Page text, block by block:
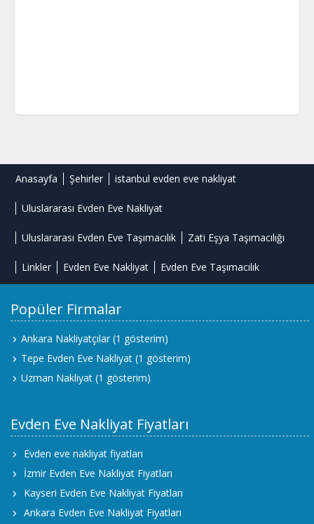
Anasayfa Şehirler istanbul evden eve nakliyat
Uluslararası Evden Eve Nakliyat
Uluslararası Evden Eve Taşımacılık Zati Eşya Taşımacılığı
Linkler Evden Eve Nakliyat Evden Eve Taşımacılık
Popüler Firmalar
Ankara Nakliyatçılar (1 gösterim)
Tepe Evden Eve Nakliyat (1 gösterim)
Uzman Nakliyat (1 gösterim)
Evden Eve Nakliyat Fiyatları
Evden eve nakliyat fiyatları
İzmir Evden Eve Nakliyat Fiyatları
Kayseri Evden Eve Nakliyat Fiyatları
Ankara Evden Eve Nakliyat Fiyatları